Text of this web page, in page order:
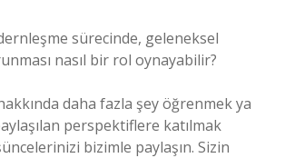
sürecinde, geleneksel
nasıl bir rol oynayabilir?
daha fazla şey öğrenmek ya
perspektiflere katılmak
bizimle paylaşın. Sizin